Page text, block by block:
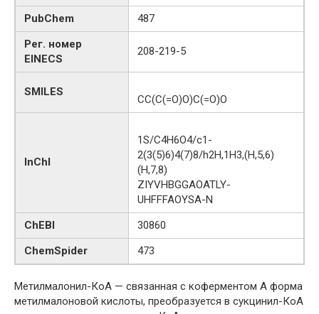
PubChem
487
Рег. номер
EINECS
208-219-5
SMILES
CC(C(=O)O)C(=O)O
InChI
1S/C4H6O4/c1-
2(3(5)6)4(7)8/h2H,1H3,(H,5,6)
(H,7,8)
ZIYVHBGGAOATLY-
UHFFFAOYSA-N
ChEBI
30860
ChemSpider
473
Метилмалонил-КоA — связанная с коферментом А форма
метилмалоновой кислоты, преобразуется в сукцинил-КоА